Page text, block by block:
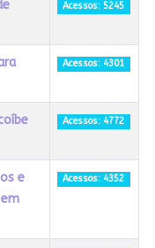
Acessos: 5245
Acessos: 4301
Acessos: 4772
e
Acessos: 4352